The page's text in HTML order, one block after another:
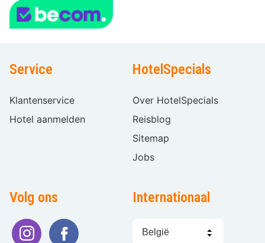
Service
Klantenservice
Hotel aanmelden
HotelSpecials
Over HotelSpecials
Reisblog
Sitemap
Jobs
Volg ons Internationaal
kiezen